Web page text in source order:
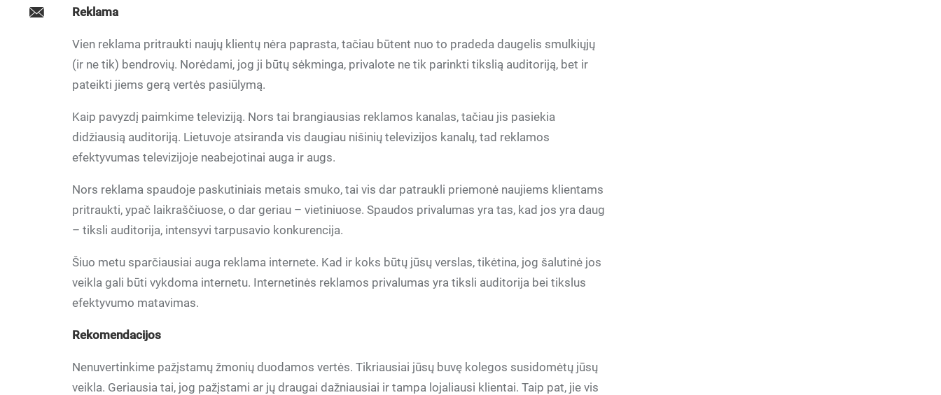
Reklama
Vien reklama pritraukti naujų klientų nėra paprasta, tačiau būtent nuo to pradeda daugelis smulkiųjų
(ir ne tik) bendrovių. Norėdami, jog ji būtų sėkminga, privalote ne tik parinkti tikslią auditoriją, bet ir
pateikti jiems gerą vertės pasiūlymą.
Kaip pavyzdį paimkime televiziją. Nors tai brangiausias reklamos kanalas, tačiau jis pasiekia
didžiausią auditoriją. Lietuvoje atsiranda vis daugiau nišinių televizijos kanalų, tad reklamos
efektyvumas televizijoje neabejotinai auga ir augs.
Nors reklama spaudoje paskutiniais metais smuko, tai vis dar patraukli priemonė naujiems klientams
pritraukti, ypač laikraščiuose, o dar geriau – vietiniuose. Spaudos privalumas yra tas, kad jos yra daug
– tiksli auditorija, intensyvi tarpusavio konkurencija.
Šiuo metu sparčiausiai auga reklama internete. Kad ir koks būtų jūsų verslas, tikėtina, jog šalutinė jos
veikla gali būti vykdoma internetu. Internetinės reklamos privalumas yra tiksli auditorija bei tikslus
efektyvumo matavimas.
Rekomendacijos
Nenuvertinkime pažįstamų žmonių duodamos vertės. Tikriausiai jūsų buvę kolegos susidomėtų jūsų
veikla. Geriausia tai, jog pažįstami ar jų draugai dažniausiai ir tampa lojaliausi klientai. Taip pat, jie vis